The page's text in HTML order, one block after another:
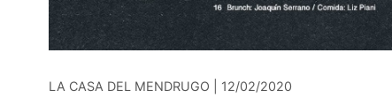
LA CASA DEL MENDRUGO | 12/02/2020